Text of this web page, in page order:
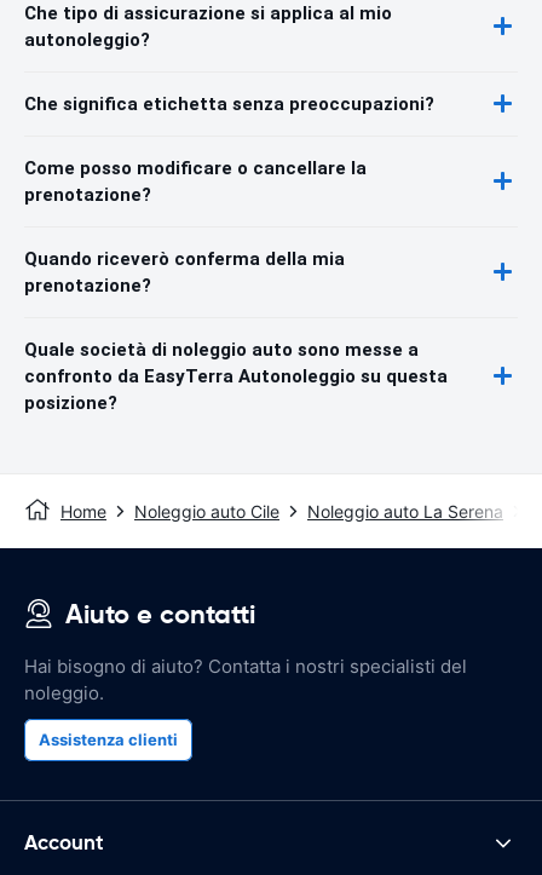
Che tipo di assicurazione si applica al mio
autonoleggio?
Che significa etichetta senza preoccupazioni?
Come posso modificare o cancellare la
prenotazione?
Quando riceverò conferma della mia
prenotazione?
Quale società di noleggio auto sono messe a
confronto da EasyTerra Autonoleggio su questa
posizione?
Home Noleggio auto Cile Noleggio auto La Serena
Aiuto e contatti
Hai bisogno di aiuto? Contatta i nostri specialisti del
noleggio.
Assistenza clienti
Account